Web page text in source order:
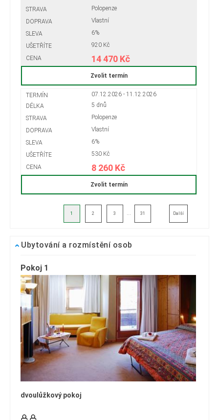
Polopenze
Vlastní
6%
920 Kč
14 470 Kč
Zvolit termín
07.12.2026 - 11.12.2026
5 dnů
Polopenze
Vlastní
6%
530 Kč
8 260 Kč
Zvolit termín
1 2 3 ... 31 Další
Ubytování a rozmístění osob
Pokoj 1
dvoulůžkový pokoj